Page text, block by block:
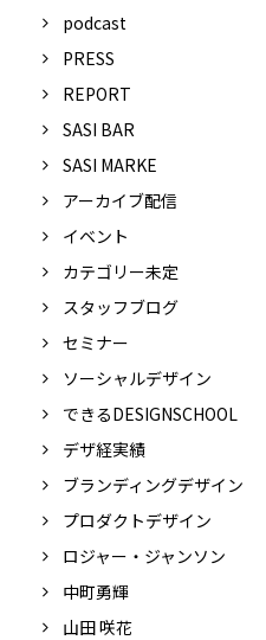
podcast
PRESS
REPORT
SASI BAR
SASI MARKE
アーカイブ配信
イベント
カテゴリー未定
スタッフブログ
セミナー
ソーシャルデザイン
できるDESIGNSCHOOL
デザ経実績
ブランディングデザイン
プロダクトデザイン
ロジャー・ジャンソン
中町勇輝
山田 咲花